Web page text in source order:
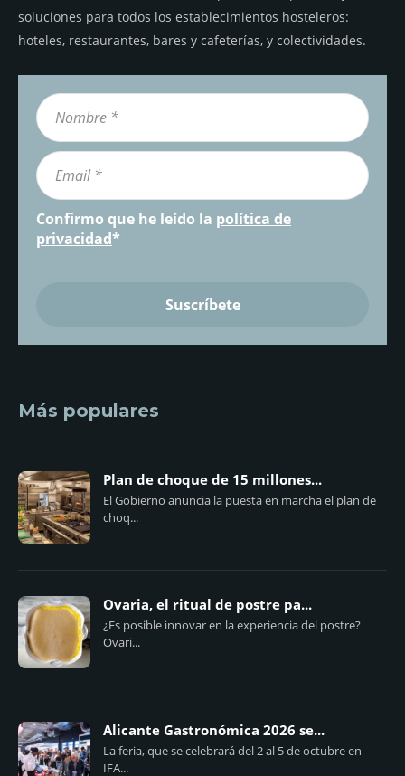
soluciones para todos los establecimientos hosteleros:
hoteles, restaurantes, bares y cafeterías, y colectividades.
Confirmo que he leído la política de
privacidad*
Más populares
Plan de choque de 15 millones...
El Gobierno anuncia la puesta en marcha el plan de
choq...
Ovaria, el ritual de postre pa...
¿Es posible innovar en la experiencia del postre?
Ovari...
Alicante Gastronómica 2026 se...
La feria, que se celebrará del 2 al 5 de octubre en
IFA...